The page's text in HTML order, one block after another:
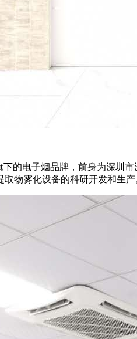
的电子烟品牌，前身为深圳
物雾化设备的科研开发和生产